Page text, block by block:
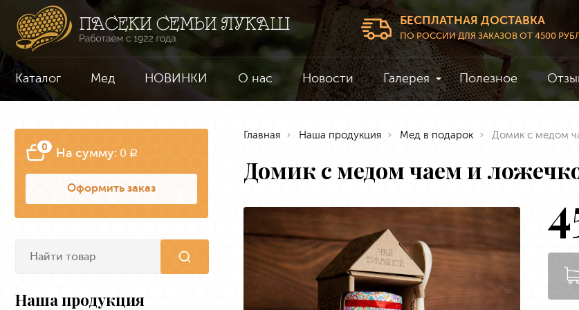
БЕСПЛАТНАЯ ДОСТАВКА
ПО РОССИИ ДЛЯ ЗАКАЗОВ ОТ 4500
Каталог Мед НОВИНКИ О нас Новости Галерея Полезное
0 На сумму: 0 a
Оформить заказ
Наша продукция
Главная Наша продукция Мед в подарок Домик с медом
Домик с медом чаем и